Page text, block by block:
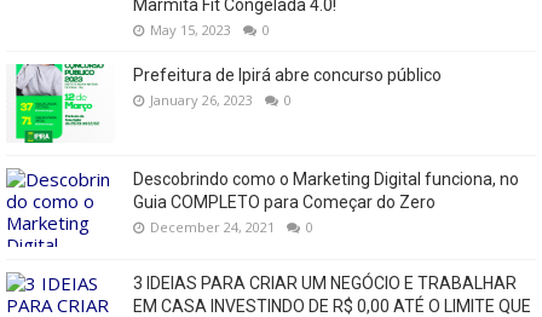
Marmita Fit Congelada 4.0!
May 15, 2023 0
Prefeitura de Ipirá abre concurso público
January 26, 2023 0
Descobrindo como o Marketing Digital funciona, no
Guia COMPLETO para Começar do Zero
December 24, 2021 0
3 IDEIAS PARA CRIAR UM NEGÓCIO E TRABALHAR
EM CASA INVESTINDO DE R$ 0,00 ATÉ O LIMITE QUE